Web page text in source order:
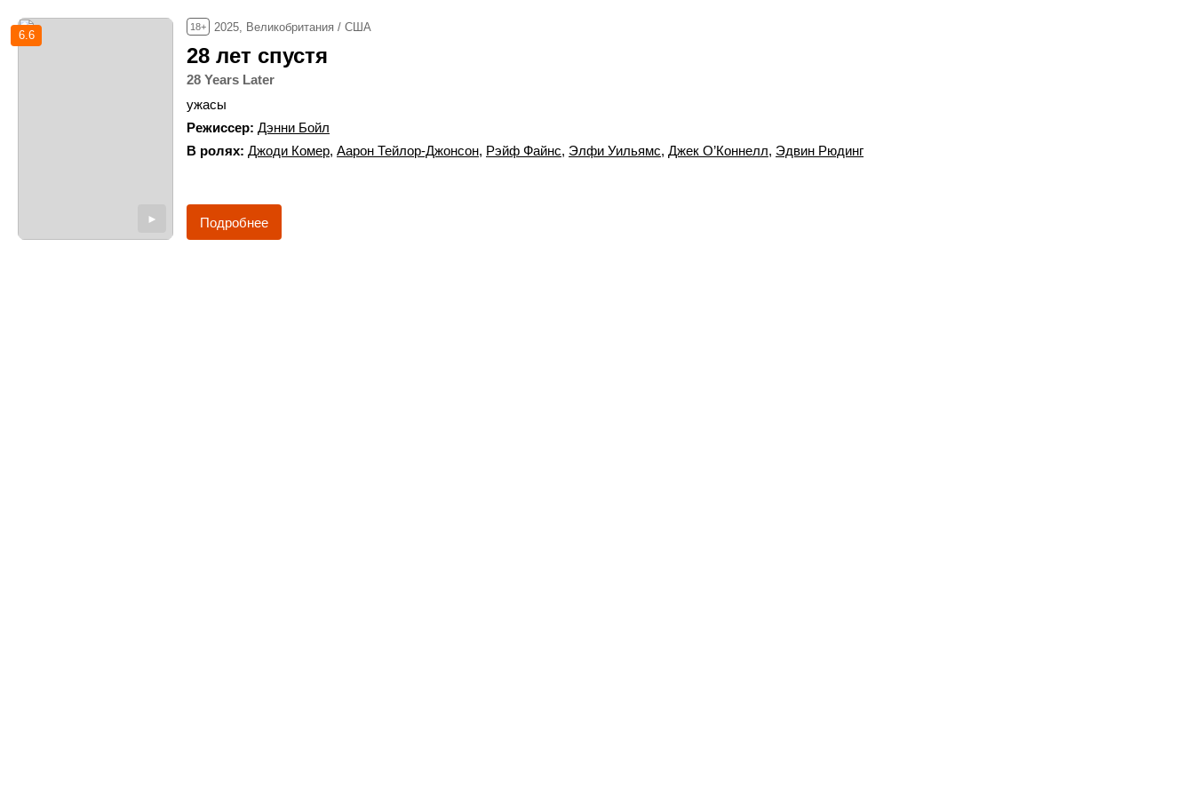
6.6
►
18+ 2025, Великобритания / США
28 лет спустя
28 Years Later
ужасы
Режиссер Дэнни Бойл
В ролях Джоди Комер, Аарон Тейлор-Джонсон, Рэйф Файнс, Элфи Уильямс, Джек О’Коннелл, Эдвин Рюдинг
Подробнее